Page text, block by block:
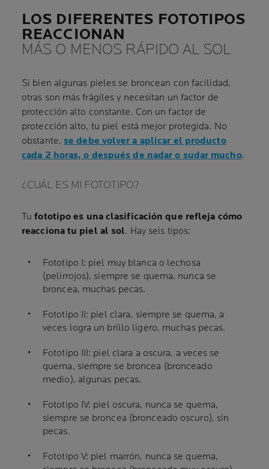
LOS DIFERENTES FOTOTIPOS
REACCIONAN
MÁS O MENOS RÁPIDO AL SOL
Si bien algunas pieles se broncean con facilidad,
otras son más frágiles y necesitan un factor de
protección alto constante. Con un factor de
protección alto, tu piel está mejor protegida. No
obstante, se debe volver a aplicar el producto
cada 2 horas, o después de nadar o sudar mucho.
¿CUÁL ES MI FOTOTIPO?
Tufototipo es una clasificación que refleja cómo
reacciona tu piel al sol. Hay seis tipos:
Fototipo I: piel muy blanca o lechosa
(pelirrojos), siempre se quema, nunca se
broncea, muchas pecas.
Fototipo II: piel clara, siempre se quema, a
veces logra un brillo ligero, muchas pecas.
Fototipo III: piel clara a oscura, a veces se
quema, siempre se broncea (bronceado
medio), algunas pecas.
Fototipo IV: piel oscura, nunca se quema,
siempre se broncea (bronceado oscuro), sin
pecas.
Fototipo V: piel marrón, nunca se quema,